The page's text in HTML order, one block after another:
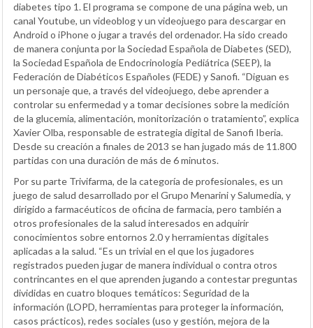
diabetes tipo 1. El programa se compone de una página web, un
canal Youtube, un videoblog y un videojuego para descargar en
Android o iPhone o jugar a través del ordenador. Ha sido creado
de manera conjunta por la Sociedad Española de Diabetes (SED),
la Sociedad Española de Endocrinología Pediátrica (SEEP), la
Federación de Diabéticos Españoles (FEDE) y Sanofi. “Diguan es
un personaje que, a través del videojuego, debe aprender a
controlar su enfermedad y a tomar decisiones sobre la medición
de la glucemia, alimentación, monitorización o tratamiento”, explica
Xavier Olba, responsable de estrategia digital de Sanofi Iberia.
Desde su creación a finales de 2013 se han jugado más de 11.800
partidas con una duración de más de 6 minutos.
Por su parte Trivifarma, de la categoría de profesionales, es un
juego de salud desarrollado por el Grupo Menarini y Salumedia, y
dirigido a farmacéuticos de oficina de farmacia, pero también a
otros profesionales de la salud interesados en adquirir
conocimientos sobre entornos 2.0 y herramientas digitales
aplicadas a la salud. “Es un trivial en el que los jugadores
registrados pueden jugar de manera individual o contra otros
contrincantes en el que aprenden jugando a contestar preguntas
divididas en cuatro bloques temáticos: Seguridad de la
información (LOPD, herramientas para proteger la información,
casos prácticos), redes sociales (uso y gestión, mejora de la